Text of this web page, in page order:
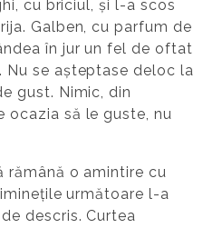
cu briciul, și l-a scos
Galben, cu parfum de
în jur un fel de oftat
Nu se așteptase deloc la
gust. Nimic, din
ocazia să le guste, nu
rămână o amintire cu
următoare l-a
descris. Curtea